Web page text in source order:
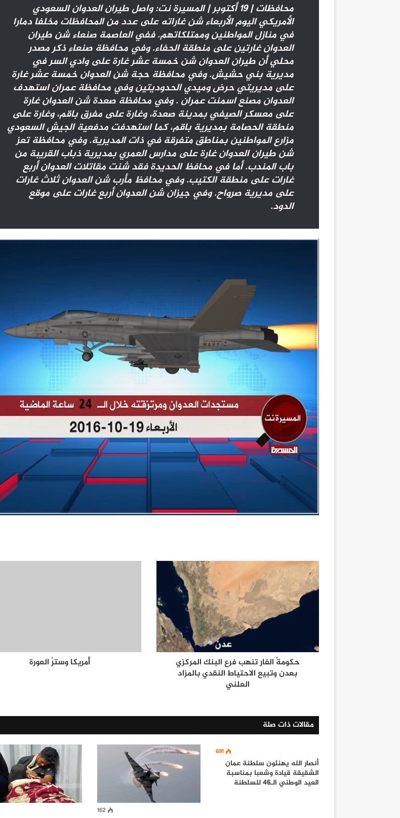
محافظات | 19 أكتوبر | المسيرة نت: واصل طيران العدوان السعودي
الأمريكي اليوم الأربعاء شن غاراته على عدد من المحافظات مخلفا دمارا
في منازل المواطنين وممتلكاتهم. ففي العاصمة صنعاء شن طيران
العدوان غارتين على منطقة الحفاء. وفي محافظة صنعاء ذكر مصدر
محلي أن طيران العدوان شن خمسة عشر غارة على وادي السر في
مديرية بني حشيش. وفي محافظة حجة شن العدوان خمسة عشر غارة
على مديريتي حرض وميدي الحدوديتين وفي محافظة عمران استهدف
العدوان مصنع اسمنت عمران . وفي محافظة صعدة شن العدوان غارة
على معسكر الصيفي بمدينة صعدة، وغارة على مفرق باقم، وغارة على
منطقة الحصامة بمديرية باقم، كما استهدفت مدفعية الجيش السعودي
مزارع المواطنين بمناطق متفرقة في ذات المديرية. وفي محافظة تعز
شن طيران العدوان غارة على مدارس العمري بمديرية ذباب القريبة من
باب المندب. أما في محافظ الحديدة فقد شنت مقاتلات العدوان أربع
غارات على منطقة الكتيب. وفي محافظ مأرب شن العدوان ثلاث غارات
على مديرية صرواح. وفي جيزان شن العدوان أربع غارات على موقع
الدود.
حكومةُ الفار تنهب فرع البنك المركزي
بعدن وتبيع الاحتياط النقدي بالمزاد
العلني
أَمريكا وسترُ العورة
مقالات ذات صلة
691
أنصار الله يهنئون سلطنة عمان
الشقيقة قيادة وشعبا بمناسبة
العيد الوطني الـ46 للسلطنة
162